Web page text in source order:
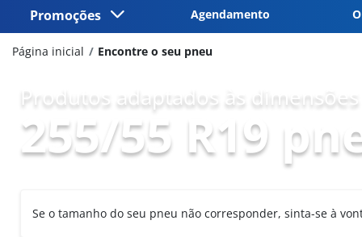
Promoções Agendamento
Página inicial Encontre o seu pneu
Produtos adaptados às dimensões
255/55 R19
Se o tamanho do seu pneu não corresponder, sinta-se à